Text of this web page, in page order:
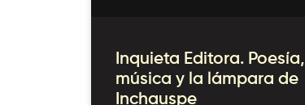
Inquieta Editora. Poesía,
música y la lámpara de
Inchauspe